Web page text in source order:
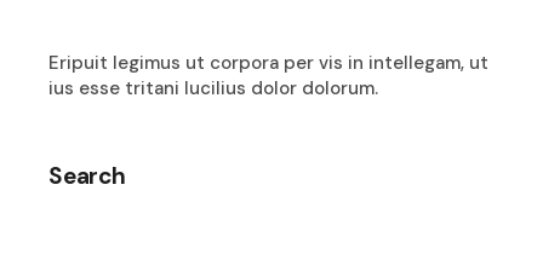
Eripuit legimus ut corpora per vis in intellegam, ut
ius esse tritani lucilius dolor dolorum.
Search